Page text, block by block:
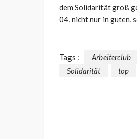
dem Solidarität groß
04, nicht nur in guten,
Tags : Arbeiterclub
Solidarität
top